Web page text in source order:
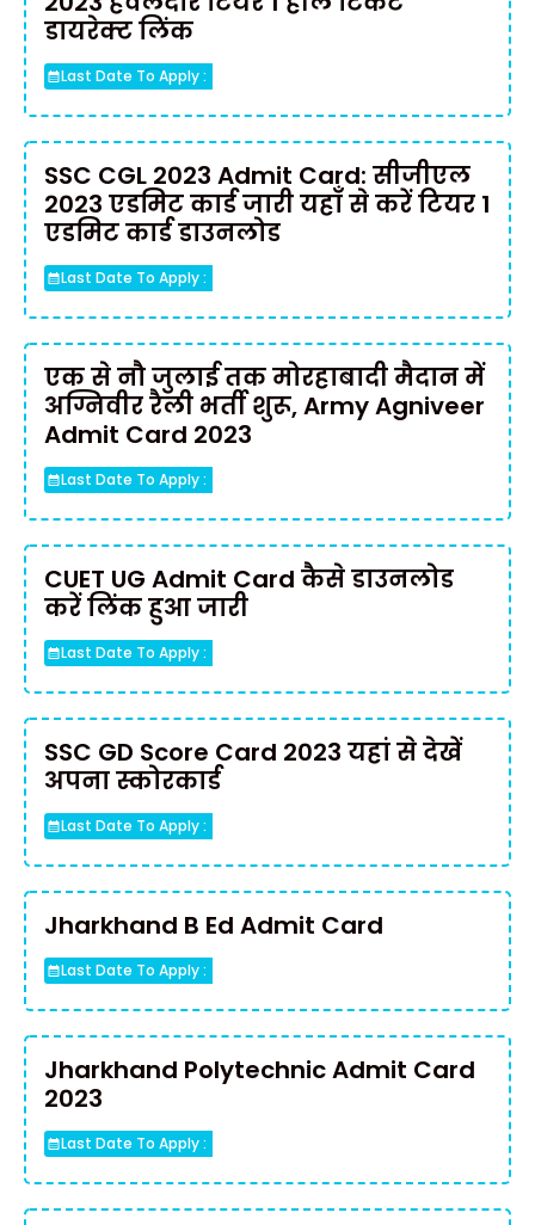
डायरेक्ट लिंक
Last Date To Apply :
SSC CGL 2023 Admit Card: सीजीएल
2023 एडमिट कार्ड जारी यहाँ से करें टियर 1
एडमिट कार्ड डाउनलोड
Last Date To Apply :
एक से नौ जुलाई तक मोरहाबादी मैदान में
अग्निवीर रैली भर्ती शुरू, Army Agniveer
Admit Card 2023
Last Date To Apply :
CUET UG Admit Card कैसे डाउनलोड
करें लिंक हुआ जारी
Last Date To Apply :
SSC GD Score Card 2023 यहां से देखें
अपना स्कोरकार्ड
Last Date To Apply :
Jharkhand B Ed Admit Card
Last Date To Apply :
Jharkhand Polytechnic Admit Card
2023
Last Date To Apply :